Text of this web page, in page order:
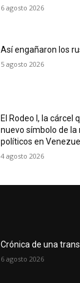
6 agosto 2026
Así engañaron los
5 agosto 2026
El Rodeo I, la cárcel
nuevo símbolo de la
políticos en
4 agosto 2026
Crónica de una
6 agosto 2026